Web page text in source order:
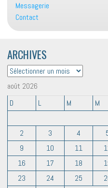
Messagerie
Contact
ARCHIVES
ARCHIVES
août 2026
D
L M M
2
3 4
9
10 11
16
17 18
23
24 25